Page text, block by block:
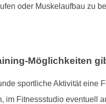
oder Muskelaufbau zu
Möglichkeiten
sportliche Aktivität eine
im Fitnessstudio eventuell